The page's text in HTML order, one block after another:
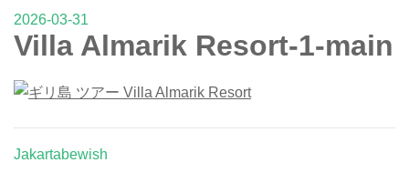
2026-03-31
Villa Almarik Resort-1-main
Jakartabewish